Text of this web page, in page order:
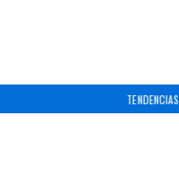
TENDENCIAS